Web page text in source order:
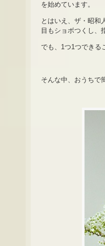
を始めています。
とはいえ、ザ・昭和
目もショボつくし、
でも、1つ1つできる
そんな中、おうちで